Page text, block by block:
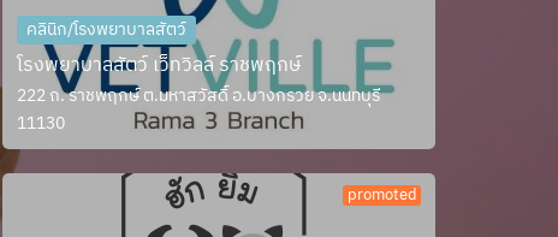
คลินิก/โรงพยาบาลสัตว์
โรงพยาบาลสัตว์ เว็ทวิลล์ ราชพฤกษ์
222 ถ. ราชพฤกษ์ ต.มหาสวัสดิ์ อ.บางกรวย จ.นนทบุรี
11130
promoted